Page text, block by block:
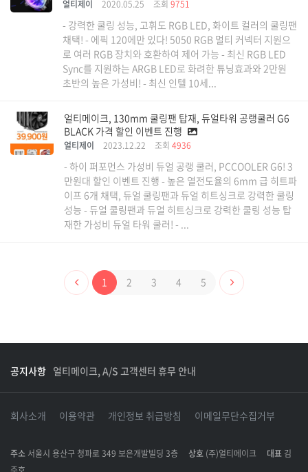
얼티제이 2020.05.25 조회 9751
- 강력한 쿨링 성능, 고휘도 RGB LED, 화이트 컬러의 쿨링팬
채택! - 에픽 120에만 있다! 5050 RGB 멀티 커넥터 지원으
로 여러 RGB 장치와 호환하여 제어 가능 - 최신 RGB LED
Sync를 지원하는 ARGB LED로 화려한 튜닝효과와 2만원
초반의 높은 가성비! - 최신 인텔 10세...
얼티메이크, 130mm 쿨링팬 탑재, 듀얼타워 공랭쿨러 G6
BLACK 가격 할인 이벤트 진행
얼티제이 2023.12.22 조회 4936
- 하이 퍼포먼스 가성비 듀얼 공랭 쿨러, PCCOOLER G6! 3
만원대 할인 이벤트 진행 - 높은 열전도율의 6mm 급 히트파
이프 6개 채택, 듀얼 쿨링팬과 듀얼 히트싱크로 강력한 쿨링
성능 - 듀얼 쿨링팬과 듀얼 히트싱크로 강력한 쿨링 성능 탑
재한 가성비 듀얼 타워 쿨러! - ...
1 2 3 4 5
공지사항 얼티메이크, A/S 고객센터 휴무 안내
회사소개 이용약관 개인정보 취급방침 이메일무단수집거부
주소 서울시 용산구 청파로 349 보은개발빌딩 3층 상호 (주)얼티메이크 대표 김